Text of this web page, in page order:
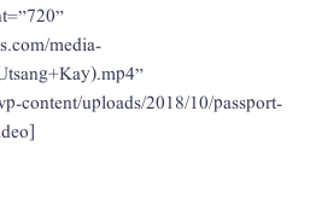
media-
content/uploads/2018/10/passport-